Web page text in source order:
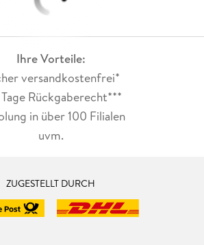
Ihre Vorteile:
versandkostenfrei*
Rückgaberecht***
in über 100 Filialen
uvm.
ZUGESTELLT DURCH